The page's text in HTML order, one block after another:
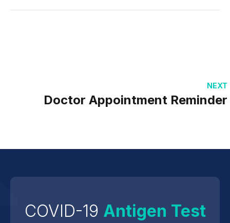
NEXT
Doctor Appointment Reminder
COVID-19 Antigen Test